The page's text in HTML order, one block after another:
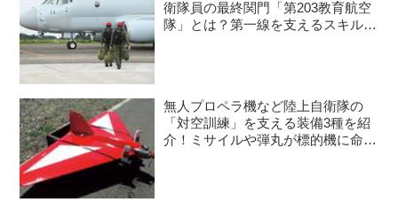
衛隊員の最終関門「第203教育航空
隊」とは？第一線を支えるスキルを
無人プロペラ機など陸上自衛隊の
「対空訓練」を支える装備3種を紹
介！ミサイルや弾丸が標的機に命中